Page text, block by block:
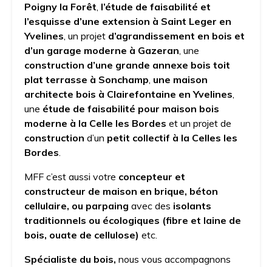
Poigny la Forêt, l’étude de faisabilité et
l’esquisse d’une extension à Saint Leger en
Yvelines, un projet d’agrandissement en bois et
d’un garage moderne à Gazeran, une
construction d’une grande annexe bois toit
plat terrasse à Sonchamp, une maison
architecte bois à Clairefontaine en Yvelines,
une étude de faisabilité pour maison bois
moderne à la Celle les Bordes et un projet de
construction d’un petit collectif à la Celles les
Bordes.
MFF c’est aussi votre concepteur et
constructeur de maison en brique, béton
cellulaire, ou parpaing avec des isolants
traditionnels ou écologiques (fibre et laine de
bois, ouate de cellulose) etc.
Spécialiste du bois, nous vous accompagnons